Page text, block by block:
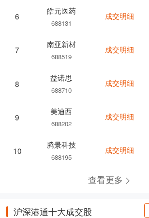
6
皓元医药
688131
7
南亚新材
688519
8
益诺思
688710
9
美迪西
688202
10
腾景科技
688195
成交明细
成交明细
成交明细
成交明细
成交明细
查看更多
沪深港通十大成交股